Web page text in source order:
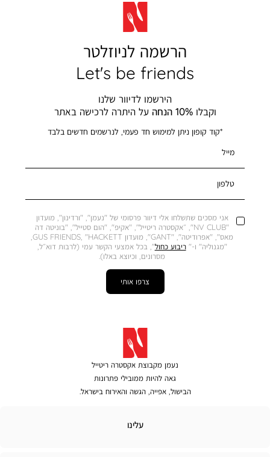
הרשמה לניוזלטר
Let's be friends
הירשמו לדיוור שלנו
וקבלו10% הנחה על היתרה לרכישה באתר
*קוד קופון ניתן למימוש חד פעמי, לנרשמים חדשים בלבד
מייל
טלפון
אני מסכים שתשלחו אלי דיוור פרסומי של "נעמן", "ורדינון", מועדון
"NV CLUB", ״אקסטרה ריטייל", "אקיפ", "הום סטייל", "בוניטה דה
מאס", "אפרודיטה", "GANT", מועדון GUS FRIENDS, "HACKETT,
"מגנוליה" ו-" ריבוע כחול", בכל אמצעי הקשר עמי (לרבות דוא״ל,
מסרונים, וכיוצא באלו).
צרפו אותי
נעמן מקבוצת אקסטרה ריטייל
גאה להיות ממובילי פתרונות
הבישול, אפייה, הגשה והאירוח בישראל.
עלינו